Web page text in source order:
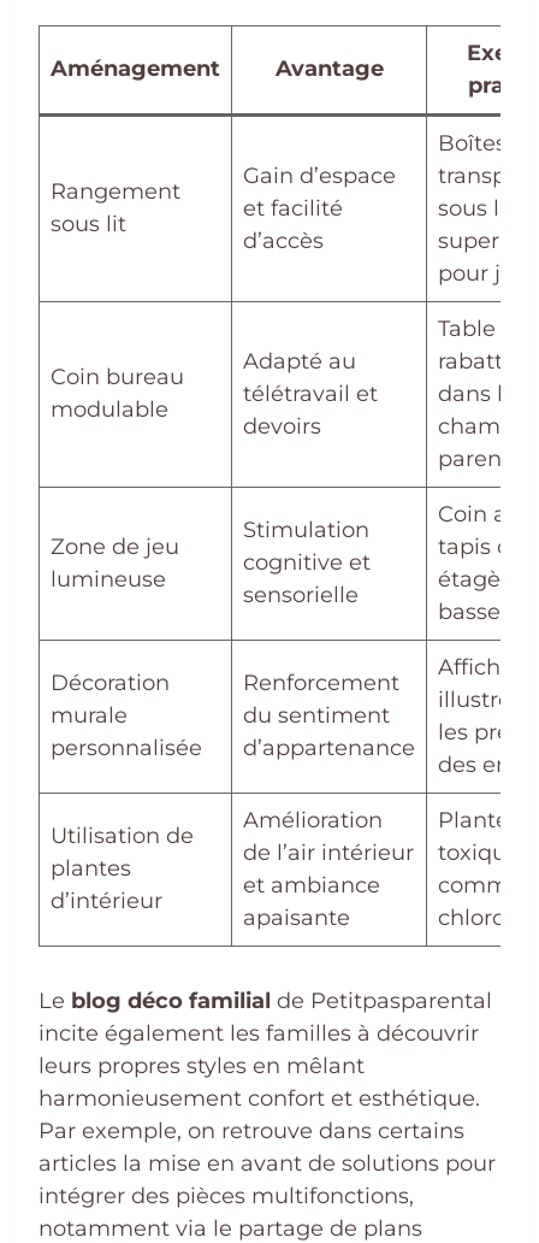
Aménagement Avantage
Rangement
sous lit
Gain d’espace
et facilité
d’accès
Boîtes
sous lits
pour
Coin bureau
modulable
Adapté au
télétravail et
devoirs
Table
dans la
chambre
Zone de jeu
lumineuse
Stimulation
cognitive et
sensorielle
Coin
tapis
étagères
basses
Décoration
murale
personnalisée
Renforcement
du sentiment
d’appartenance
Affiches
les
des
Utilisation de
plantes
d’intérieur
Amélioration
de l’air intérieur
et ambiance
apaisante
Plantes
toxiques
comme
Le blog déco familial de Petitpasparental
incite également les familles à découvrir
leurs propres styles en mêlant
harmonieusement confort et esthétique.
Par exemple, on retrouve dans certains
articles la mise en avant de solutions pour
intégrer des pièces multifonctions,
notamment via le partage de plans